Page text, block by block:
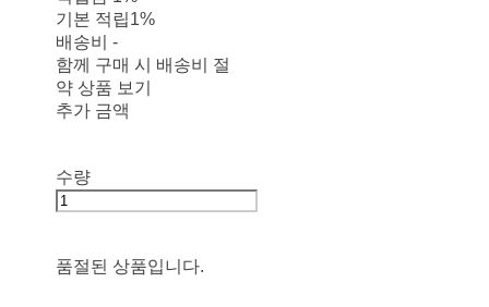
기본 적립1%
배송비-
함께 구매 시 배송비 절
약 상품 보기
추가 금액
수량
품절된 상품입니다.